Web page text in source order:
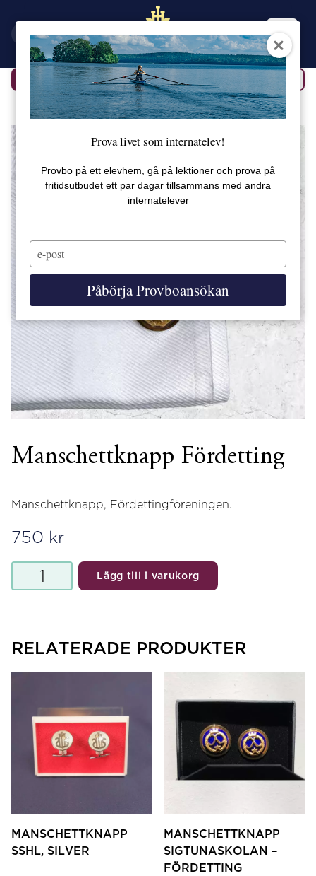
Tillbaka
Manschettknapp Fördetting
Manschettknapp, Fördettingföreningen.
750 kr
Manschettknapp
Fördetting
Lägg till i varukorg
RELATERADE PRODUKTER
MANSCHETTKNAPP
SSHL, SILVER
MANSCHETTKNAPP
SIGTUNASKOLAN –
FÖRDETTING
Prova livet som internatelev!
Provbo på ett elevhem, gå på lektioner och prova på
fritidsutbudet ett par dagar tillsammans med andra
internatelever
your
email
Påbörja Provboansökan